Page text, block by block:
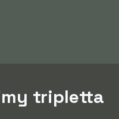
tripletta